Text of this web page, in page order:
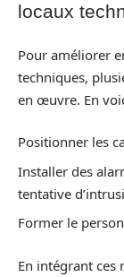
locaux
Pour améliorer
techniques,
en œuvre. En
Positionner les
Installer des
tentative
Former le
En intégrant ces